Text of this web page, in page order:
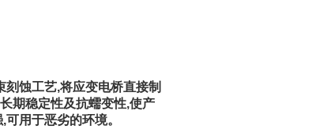
蚀工艺,将应变电桥直接制
期稳定性及抗蠕变性,使产
用于恶劣的环境。